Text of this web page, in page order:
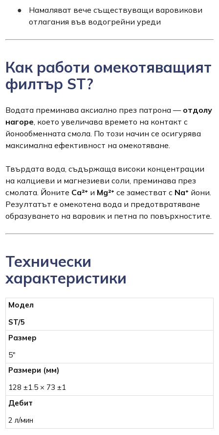
Намаляват вече съществуващи варовикови
отлагания във водогрейни уреди
Как работи омекотяващият
филтър ST?
Водата преминава аксиално през патрона — отдолу
нагоре, което увеличава времето на контакт с
йонообменната смола. По този начин се осигурява
максимална ефективност на омекотяване.
Твърдата вода, съдържаща високи концентрации
на калциеви и магнезиеви соли, преминава през
смолата. Йоните Ca²⁺ и Mg²⁺ се заместват с Na⁺ йони.
Резултатът е омекотена вода и предотвратяване
образуването на варовик и петна по повърхностите.
Технически
характеристики
ST/5
5"
128 ±1.5 × 73 ±1
2 л/мин